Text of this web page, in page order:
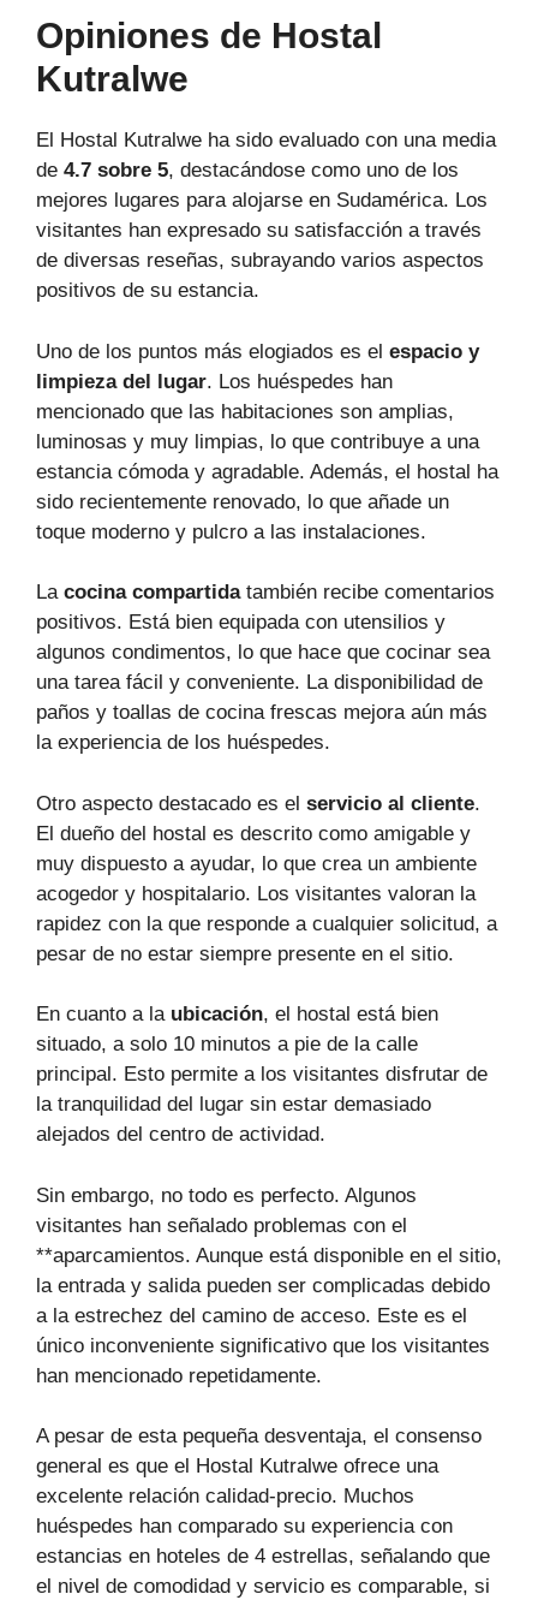
Opiniones de Hostal
Kutralwe
El Hostal Kutralwe ha sido evaluado con una media
de 4.7 sobre 5, destacándose como uno de los
mejores lugares para alojarse en Sudamérica. Los
visitantes han expresado su satisfacción a través
de diversas reseñas, subrayando varios aspectos
positivos de su estancia.
Uno de los puntos más elogiados es el espacio y
limpieza del lugar. Los huéspedes han
mencionado que las habitaciones son amplias,
luminosas y muy limpias, lo que contribuye a una
estancia cómoda y agradable. Además, el hostal ha
sido recientemente renovado, lo que añade un
toque moderno y pulcro a las instalaciones.
La cocina compartidatambién recibe comentarios
positivos. Está bien equipada con utensilios y
algunos condimentos, lo que hace que cocinar sea
una tarea fácil y conveniente. La disponibilidad de
paños y toallas de cocina frescas mejora aún más
la experiencia de los huéspedes.
Otro aspecto destacado es el servicio al cliente.
El dueño del hostal es descrito como amigable y
muy dispuesto a ayudar, lo que crea un ambiente
acogedor y hospitalario. Los visitantes valoran la
rapidez con la que responde a cualquier solicitud, a
pesar de no estar siempre presente en el sitio.
En cuanto a la ubicación, el hostal está bien
situado, a solo 10 minutos a pie de la calle
principal. Esto permite a los visitantes disfrutar de
la tranquilidad del lugar sin estar demasiado
alejados del centro de actividad.
Sin embargo, no todo es perfecto. Algunos
visitantes han señalado problemas con el
**aparcamientos. Aunque está disponible en el sitio,
la entrada y salida pueden ser complicadas debido
a la estrechez del camino de acceso. Este es el
único inconveniente significativo que los visitantes
han mencionado repetidamente.
A pesar de esta pequeña desventaja, el consenso
general es que el Hostal Kutralwe ofrece una
excelente relación calidad-precio. Muchos
huéspedes han comparado su experiencia con
estancias en hoteles de 4 estrellas, señalando que
el nivel de comodidad y servicio es comparable, si